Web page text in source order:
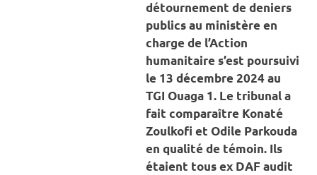
détournement de deniers
publics au ministère en
charge de l’Action
humanitaire s’est poursuivi
le 13 décembre 2024 au
TGI Ouaga 1. Le tribunal a
fait comparaître Konaté
Zoulkofi et Odile Parkouda
en qualité de témoin. Ils
étaient tous ex DAF audit